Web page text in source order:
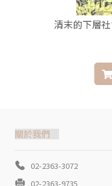
清末的下層
關於我們
02-2363-3072
02-2363-9735